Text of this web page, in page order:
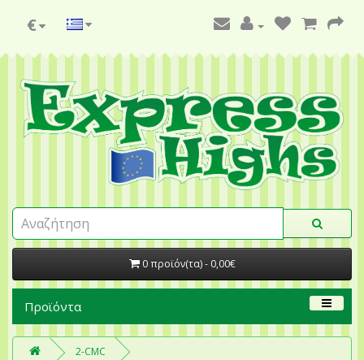
€
0 προϊόν(τα) - 0,00€
Προϊόντα
2-CMC